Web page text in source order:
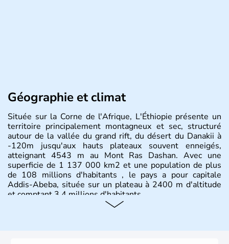
Géographie et climat
Située sur la Corne de l'Afrique, L'Éthiopie présente un
territoire principalement montagneux et sec, structuré
autour de la vallée du grand rift, du désert du Danakii à
-120m jusqu'aux hauts plateaux souvent enneigés,
atteignant 4543 m au Mont Ras Dashan. Avec une
superficie de 1 137 000 km2 et une population de plus
de 108 millions d'habitants , le pays a pour capitale
Addis-Abeba, située sur un plateau à 2400 m d'altitude
et comptant 3,4 millions d'habitants.